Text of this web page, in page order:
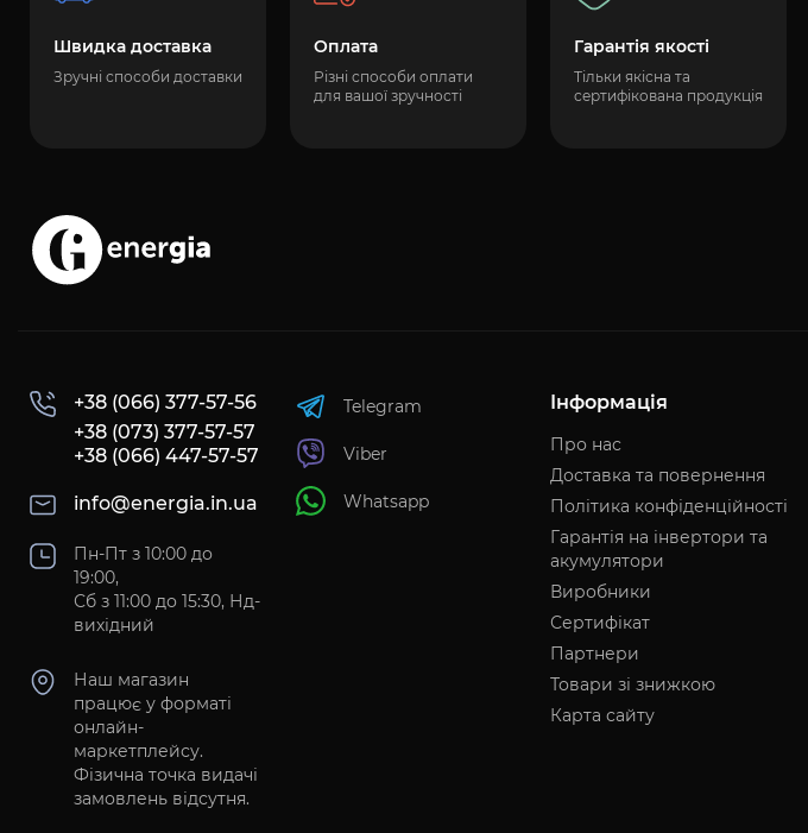
Швидка доставка
Зручні способи доставки
Оплата
Різні способи оплати
для вашої зручності
Гарантія якості
Тільки якісна та
сертифікована продукція
+38 (066) 377-57-56
+38 (073) 377-57-57
+38 (066) 447-57-57
info@energia.in.ua
Пн-Пт з 10:00 до
19:00,
Сб з 11:00 до 15:30, Нд-
вихідний
Наш магазин
працює у форматі
онлайн-
маркетплейсу.
Фізична точка видачі
замовлень відсутня.
Telegram
Viber
Whatsapp
Інформація
Про нас
Доставка та повернення
Політика конфіденційності
Гарантія на інвертори та
акумулятори
Виробники
Сертифікат
Партнери
Товари зі знижкою
Карта сайту